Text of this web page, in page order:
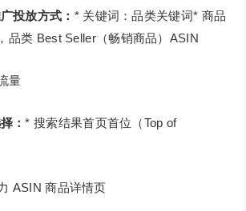
投放方式： * 关键词：品类关键词* 商品
品类 Best Seller（畅销商品）ASIN
量
：* 搜索结果首页首位（Top of
ASIN 商品详情页